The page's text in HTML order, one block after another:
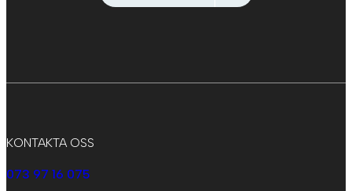
KONTAKTA OSS
073 97 16 075